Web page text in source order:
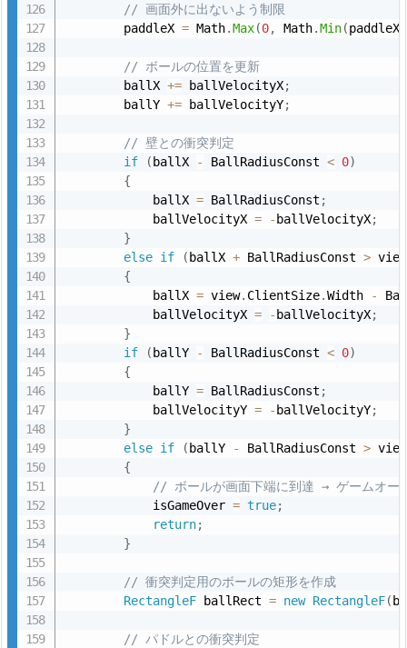
1.
G
a
m
o
d
l
ク
ラ
ス
例
2.
G
a
m
r
e
e
n
// 画面外に出ないよう制限
        paddleX
= Math.Max(0, Math.Min(paddleX
// ボールの位置を更新
        ballX
+= ballVelocityX;
        ballY
+= ballVelocityY;
// 壁との衝突判定
if
( ballX - BallRadiusConst < 0)
{
            ballX
= BallRadiusConst ;
            ballVelocityX
= - ballVelocityX;
}
else if ( ballX + BallRadiusConst > view
{
            ballX
= view. ClientSize.Width -
            ballVelocityX
= - ballVelocityX;
}
if
( ballY - BallRadiusConst < 0)
{
            ballY
= BallRadiusConst ;
            ballVelocityY
= - ballVelocityY;
}
else if ( ballY - BallRadiusConst > view
{
// ボールが画面下端に到達 → ゲームオー
            isGameOver
= true;
return;
}
// 衝突判定用のボールの矩形を作成
RectangleF ballRect = new RectangleF(
// パドルとの衝突判定